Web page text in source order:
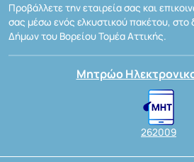
Προβάλλετε την εταιρεία σας και
σας μέσω ενός ελκυστικού πακέτου, στο
Δήμων του Βορείου Τομέα Αττικής.
Μητρώο
262009